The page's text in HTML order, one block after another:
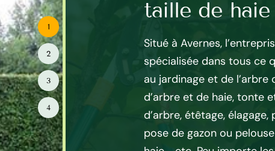
de haie
de taille de haie, or
que vous ne disposez
et de renseignement fiable
pour obtenir de tarif
pas cher, sur ce travail,
taille de
Situé à Avernes,
spécialisée dans tous ce
au jardinage et de
d’arbre et de haie, tonte
d’arbre, étêtage,
pose de gazon ou
1
2
3
4